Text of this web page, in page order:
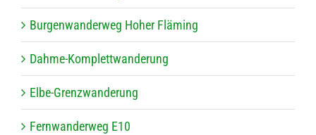
Bur­gen­wan­der­weg Hoher Fläming
Dahme-Kom­plett­wan­de­rung
Elbe-Grenz­wan­de­rung
Fern­wan­der­weg E10